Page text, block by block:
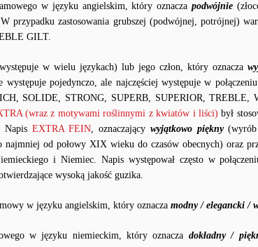
w języku angielskim, który oznacza podwójnie
przypadku zastosowania grubszej (podwójnej, potrójnej)
GILT.
w wielu językach) lub jego człon, który oznacza
występuje pojedynczo, ale najczęściej występuje w
SOLIDE, STRONG, SUPERB, SUPERIOR, TREBLE,
(wraz z motywami roślinnymi z kwiatów i liści) był
Napis EXTRA FEIN, oznaczający wyjątkowo piękny(wyrób
najmniej od połowy XIX wieku do czasów obecnych) oraz
i Niemiec. Napis występował często w
wysoką jakość guzika.
w języku angielskim, który oznacza modny / elegancki /
w języku niemieckim, który oznacza dokładny /